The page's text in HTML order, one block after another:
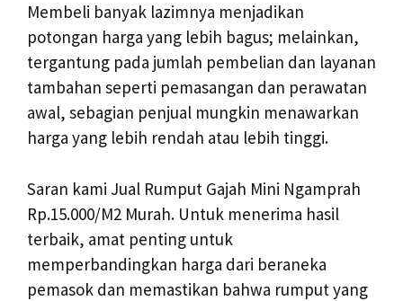
Membeli banyak lazimnya menjadikan
potongan harga yang lebih bagus; melainkan,
tergantung pada jumlah pembelian dan layanan
tambahan seperti pemasangan dan perawatan
awal, sebagian penjual mungkin menawarkan
harga yang lebih rendah atau lebih tinggi.
Saran kami Jual Rumput Gajah Mini Ngamprah
Rp.15.000/M2 Murah. Untuk menerima hasil
terbaik, amat penting untuk
memperbandingkan harga dari beraneka
pemasok dan memastikan bahwa rumput yang